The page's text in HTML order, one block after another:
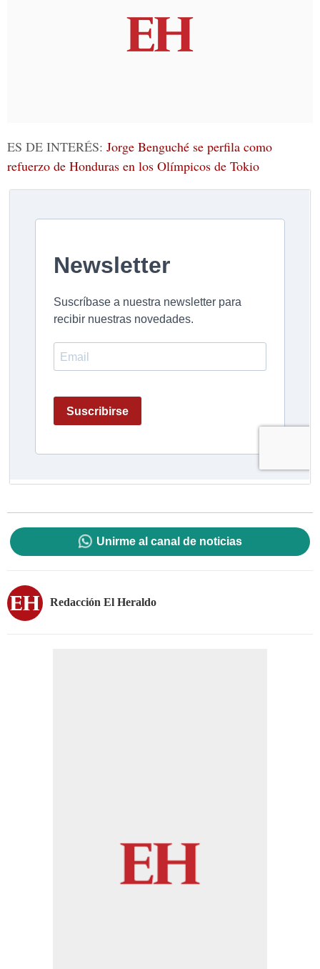
ES DE INTERÉS: Jorge Benguché se perfila como
refuerzo de Honduras en los Olímpicos de Tokio
Unirme al canal de noticias
Redacción El Heraldo